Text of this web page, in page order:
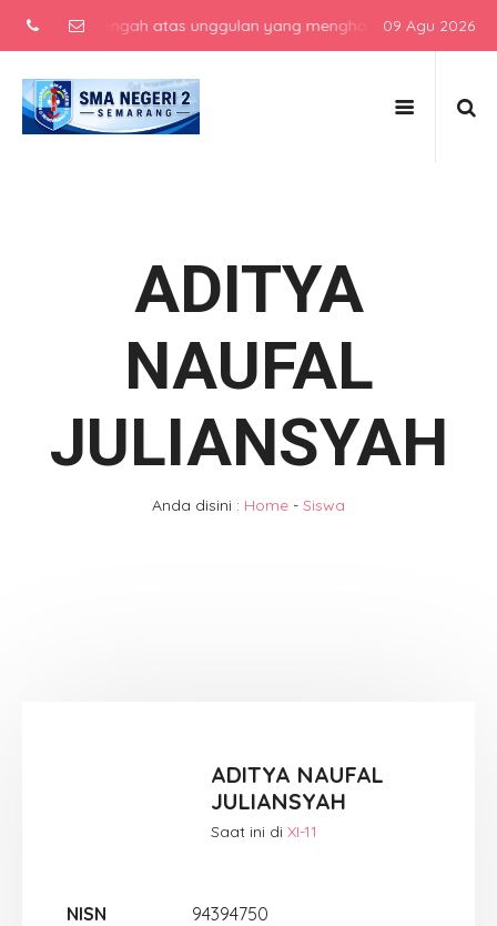
menengah atas unggulan yang menghasilkan lulusan
09 Agu 2026
ADITYA
NAUFAL
JULIANSYAH
Anda disini : Home - Siswa
ADITYA NAUFAL
JULIANSYAH
Saat ini di XI-11
NISN 94394750